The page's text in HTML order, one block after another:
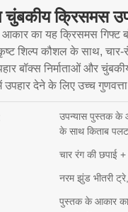
क्रिसमस
का यह क्रिसमस गिफ्ट
शिल्प कौशल के साथ, चार-
बॉक्स निर्माताओं और
उपहार देने के लिए उच्च
उपन्यास पुस्तक के
के साथ किताब
चार रंग की छपाई
नरम झुंड भीतरी
पुस्तक के आकार